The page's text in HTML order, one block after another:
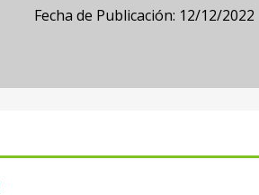
Fecha de Publicación: 12/12/2022